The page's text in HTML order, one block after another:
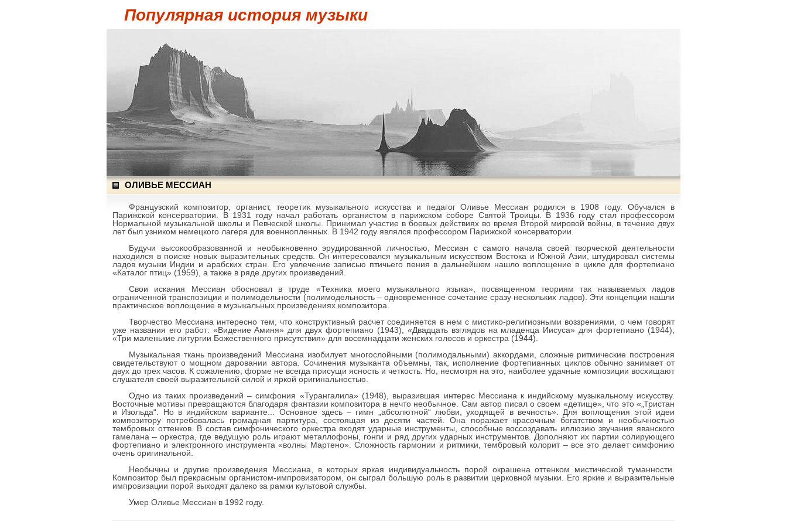
Популярная история музыки
ОЛИВЬЕ МЕССИАН
Французский композитор, органист, теоретик музыкального искусства и педагог Оливье Мессиан родился в 1908 году. Обучался в
Парижской консерватории. В 1931 году начал работать органистом в парижском соборе Святой Троицы. В 1936 году стал профессором
Нормальной музыкальной школы и Певческой школы. Принимал участие в боевых действиях во время Второй мировой войны, в течение двух
лет был узником немецкого лагеря для военнопленных. В 1942 году являлся профессором Парижской консерватории.
Будучи высокообразованной и необыкновенно эрудированной личностью, Мессиан с самого начала своей творческой деятельности
находился в поиске новых выразительных средств. Он интересовался музыкальным искусством Востока и Южной Азии, штудировал системы
ладов музыки Индии и арабских стран. Его увлечение записью птичьего пения в дальнейшем нашло воплощение в цикле для фортепиано
«Каталог птиц» (1959), а также в ряде других произведений.
Свои искания Мессиан обосновал в труде «Техника моего музыкального языка», посвященном теориям так называемых ладов
ограниченной транспозиции и полимодельности (полимодельность – одновременное сочетание сразу нескольких ладов). Эти концепции нашли
практическое воплощение в музыкальных произведениях композитора.
Творчество Мессиана интересно тем, что конструктивный расчет соединяется в нем с мистико-религиозными воззрениями, о чем говорят
уже названия его работ: «Видение Аминя» для двух фортепиано (1943), «Двадцать взглядов на младенца Иисуса» для фортепиано (1944),
«Три маленькие литургии Божественного присутствия» для восемнадцати женских голосов и оркестра (1944).
Музыкальная ткань произведений Мессиана изобилует многослойными (полимодальными) аккордами, сложные ритмические построения
свидетельствуют о мощном даровании автора. Сочинения музыканта объемны, так, исполнение фортепианных циклов обычно занимает от
двух до трех часов. К сожалению, форме не всегда присущи ясность и четкость. Но, несмотря на это, наиболее удачные композиции восхищают
слушателя своей выразительной силой и яркой оригинальностью.
Одно из таких произведений – симфония «Турангалила» (1948), выразившая интерес Мессиана к индийскому музыкальному искусству.
Восточные мотивы превращаются благодаря фантазии композитора в нечто необычное. Сам автор писал о своем «детище», что это «„Тристан
и Изольда“. Но в индийском варианте... Основное здесь – гимн „абсолютной“ любви, уходящей в вечность». Для воплощения этой идеи
композитору потребовалась громадная партитура, состоящая из десяти частей. Она поражает красочным богатством и необычностью
тембровых оттенков. В состав симфонического оркестра входят ударные инструменты, способные воссоздавать иллюзию звучания яванского
гамелана – оркестра, где ведущую роль играют металлофоны, гонги и ряд других ударных инструментов. Дополняют их партии солирующего
фортепиано и электронного инструмента «волны Мартено». Сложность гармонии и ритмики, тембровый колорит – все это делает симфонию
очень оригинальной.
Необычны и другие произведения Мессиана, в которых яркая индивидуальность порой окрашена оттенком мистической туманности.
Композитор был прекрасным органистом-импровизатором, он сыграл большую роль в развитии церковной музыки. Его яркие и выразительные
импровизации порой выходят далеко за рамки культовой службы.
Умер Оливье Мессиан в 1992 году.